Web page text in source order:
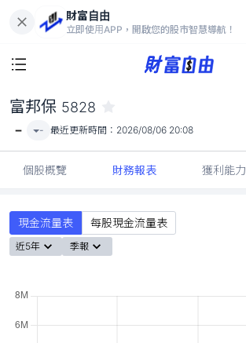
財富自由
立即使用APP，開啟您的股市智慧導航！
-
富邦保 5828
- - 最近更新時間： 2026/08/06 20:08
個股概覽 財務報表 獲利能力
現金流量表 每股現金流量表
近5年 季報